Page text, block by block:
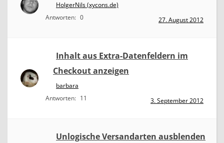
HolgerNils (xycons.de)
Antworten: 0 27. August 2012
Inhalt aus Extra-Datenfeldern im
Checkout anzeigen
barbara
Antworten: 11 3. September 2012
Unlogische Versandarten ausblenden